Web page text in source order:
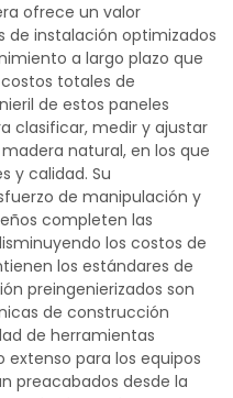
ofrece un valor
de instalación optimizados
a largo plazo que
totales de
de estos paneles
clasificar, medir y ajustar
natural, en los que
y calidad. Su
de manipulación y
completen las
los costos de
los estándares de
preingenierizados son
de construcción
de herramientas
para los equipos
preacabados desde la